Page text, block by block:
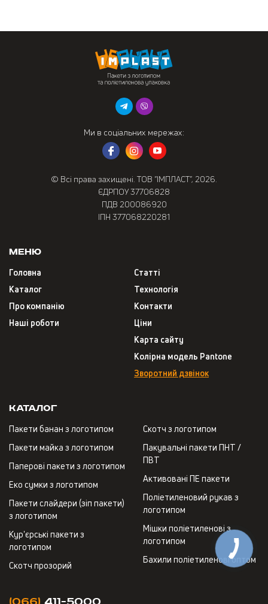
Ми в соціальних мережах:
© Всі права захищені. ТОВ “ІМПЛАСТ”, 2026.
ЄДРПОУ 37706828
ПДВ 200086920
ІПН 377068220281
Меню
Головна
Каталог
Про компанію
Наші роботи
Статті
Технологія
Контакти
Ціни
Карта сайту
Колірна модель Pantone
Зворотний дзвінок
Каталог
Пакети банан з логотипом
Пакети майка з логотипом
Паперові пакети з логотипом
Еко сумки з логотипом
Пакети слайдери (зіп пакети)
з логотипом
Кур'єрські пакети з
логотипом
Скотч прозорий
Скотч з логотипом
Пакувальні пакети ПНТ /
ПВТ
Активовані ПЕ пакети
Поліетиленовий рукав з
логотипом
Мішки поліетиленові з
логотипом
Бахили поліетиленові оптом